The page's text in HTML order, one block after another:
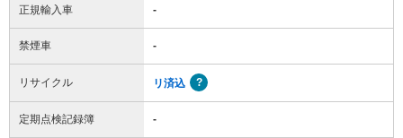
正規輸入車 -
禁煙車 -
リサイクル リ済込
定期点検記録簿 -